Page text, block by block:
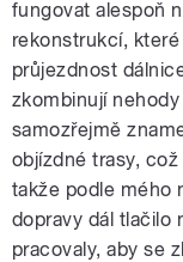
fungovat alespoň
rekonstrukcí,
průjezdnost
zkombinují
samozřejmě
objízdné trasy,
takže podle mého
dopravy dál tlačilo
pracovaly, aby se